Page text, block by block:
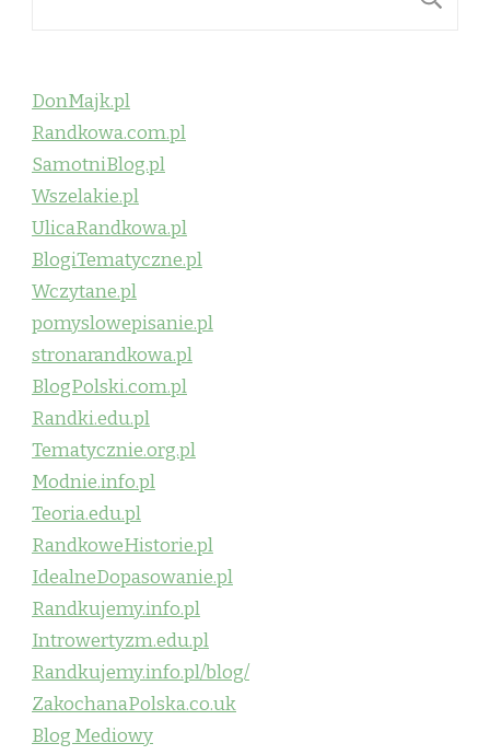
DonMajk.pl
Randkowa.com.pl
SamotniBlog.pl
Wszelakie.pl
UlicaRandkowa.pl
BlogiTematyczne.pl
Wczytane.pl
pomyslowepisanie.pl
stronarandkowa.pl
BlogPolski.com.pl
Randki.edu.pl
Tematycznie.org.pl
Modnie.info.pl
Teoria.edu.pl
RandkoweHistorie.pl
IdealneDopasowanie.pl
Randkujemy.info.pl
Introwertyzm.edu.pl
Randkujemy.info.pl/blog/
ZakochanaPolska.co.uk
Blog Mediowy